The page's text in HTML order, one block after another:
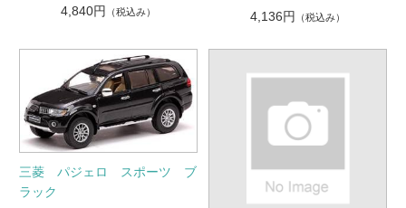
4,840円
（税込み）
4,136円
（税込み）
三菱 パジェロ スポーツ ブ
ラック